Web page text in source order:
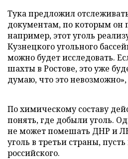
Тука предложил
документам, по которым он
например, этот уголь
Кузнецкого угольного
можно будет исследовать.
шахты в Ростове, это уже
думаю, что это невозможно»,
По химическому составу
понять, где добыли уголь.
не может помешать ДНР и
уголь в третьи страны,
российского.